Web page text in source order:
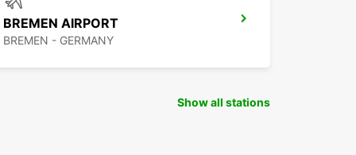
alemana. Europcar, tu compañero de viaje en
BREMEN AIRPORT
BREMEN - GERMANY
Show all stations